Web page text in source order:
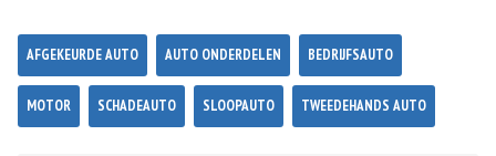
AFGEKEURDE AUTO AUTO ONDERDELEN BEDRIJFSAUTO
MOTOR SCHADEAUTO SLOOPAUTO TWEEDEHANDS AUTO